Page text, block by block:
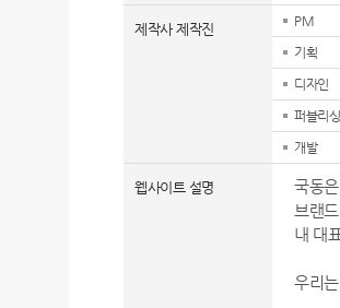
제작사 제작진 PM
기획
디자인
퍼블리싱
개발
웹사이트 설명
국동
브랜
내 대
우리